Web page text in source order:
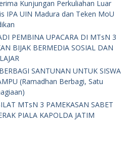
Kunjungan Perkuliahan Luar
IPA UIN Madura dan Teken MoU
PEMBINA UPACARA DI MTsN 3
BIJAK BERMEDIA SOSIAL DAN
SANTUNAN UNTUK SISWA
(Ramadhan Berbagi, Satu
MTsN 3 PAMEKASAN SABET
PIALA KAPOLDA JATIM